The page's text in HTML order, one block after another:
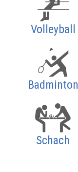
Volleyball
Badminton
Schach